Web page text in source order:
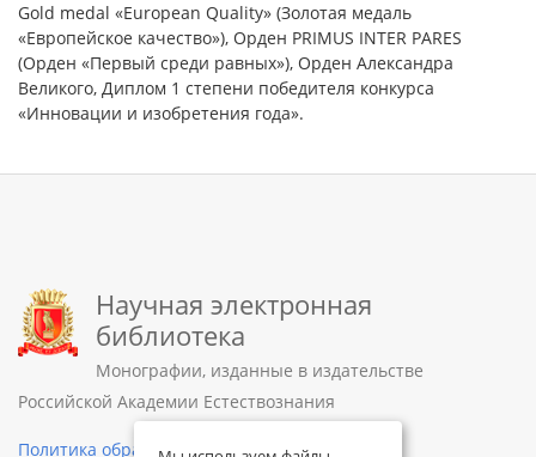
Gold medal «European Quality» (Золотая медаль
«Европейское качество»), Орден PRIMUS INTER PARES
(Орден «Первый среди равных»), Орден Александра
Великого, Диплом 1 степени победителя конкурса
«Инновации и изобретения года».
Научная электронная
библиотека
Монографии, изданные в издательстве
Российской Академии Естествознания
Политика обработки персональных данных